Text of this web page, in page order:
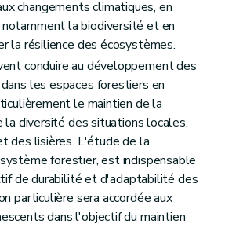
changements climatiques, en
la biodiversité et en
la résilience des écosystèmes.
conduire au développement des
les espaces forestiers en
le maintien de la
la diversité des situations locales,
des lisières. L'étude de la
forestier, est indispensable
de durabilité et d'adaptabilité des
particulière sera accordée aux
dans l'objectif du maintien